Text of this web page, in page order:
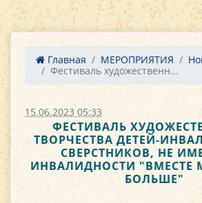
Главная МЕРОПРИЯТИЯ
Фестиваль художественн...
15.06.2023 05:33
ФЕСТИВАЛЬ
ТВОРЧЕСТВА ДЕТЕЙ-
СВЕРСТНИКОВ, НЕ
ИНВАЛИДНОСТИ
БОЛЬШЕ"